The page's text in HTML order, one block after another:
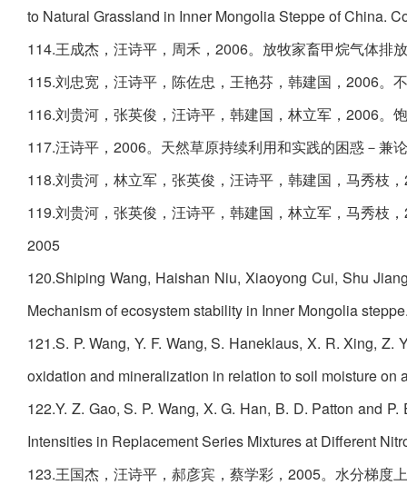
to Natural Grassland in Inner Mongolia Steppe of China.
114.王成杰，汪诗平，周禾，2006。放牧家畜甲烷气体排
115.刘忠宽，汪诗平，陈佐忠，王艳芬，韩建国，2006。
116.刘贵河，张英俊，汪诗平，韩建国，林立军，2006。
117.汪诗平，2006。天然草原持续利用和实践的困惑－兼
118.刘贵河，林立军，张英俊，汪诗平，韩建国，马秀枝
119.刘贵河，张英俊，汪诗平，韩建国，林立军，马秀枝
2005
120.Shiping Wang, Haishan Niu, Xiaoyong Cui, Shu
Mechanism of ecosystem stability in Inner Mongolia
121.S. P. Wang, Y. F. Wang, S. Haneklaus, X. R. Xing,
oxidation and mineralization in relation to soil moisture
122.Y. Z. Gao, S. P. Wang, X. G. Han, B. D. Patton and
Intensities in Replacement Series Mixtures at Different
123.王国杰，汪诗平，郝彦宾，蔡学彩，2005。水分梯度